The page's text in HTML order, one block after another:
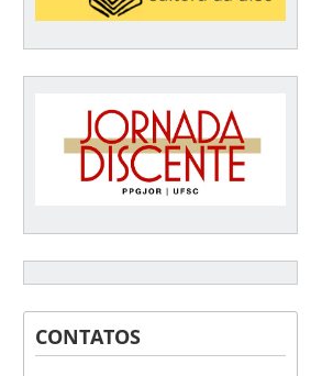
CONTATOS